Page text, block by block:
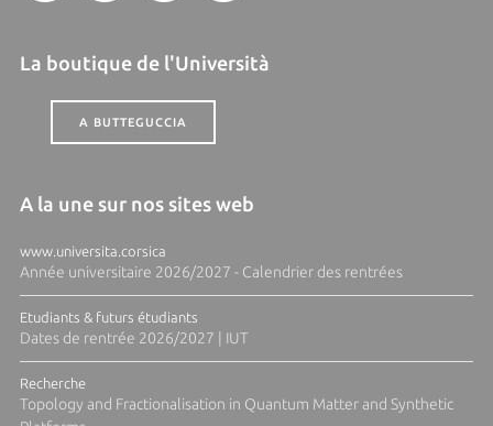
La boutique de l'Università
A BUTTEGUCCIA
A la une sur nos sites web
www.universita.corsica
Année universitaire 2026/2027 - Calendrier des rentrées
Etudiants & futurs étudiants
Dates de rentrée 2026/2027 | IUT
Recherche
Topology and Fractionalisation in Quantum Matter and Synthetic